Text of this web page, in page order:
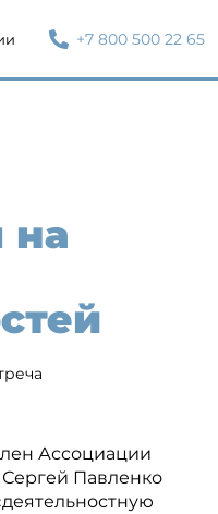
+7 800 500 22 65
Ассоциации
Павленко